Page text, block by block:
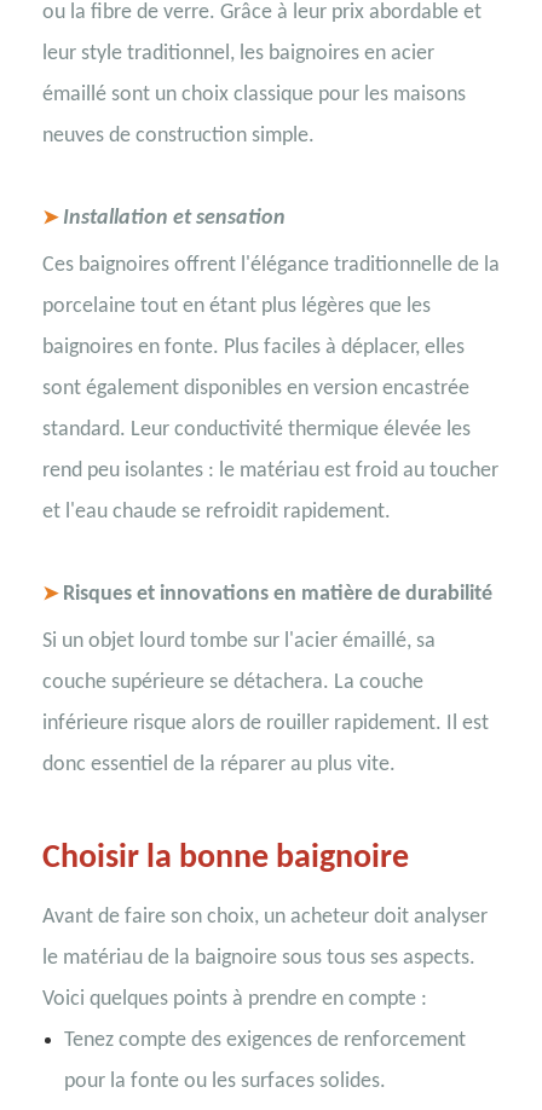
ou la fibre de verre. Grâce à leur prix abordable et
leur style traditionnel, les baignoires en acier
émaillé sont un choix classique pour les maisons
neuves de construction simple.
➤ Installation et sensation
Ces baignoires offrent l'élégance traditionnelle de la
porcelaine tout en étant plus légères que les
baignoires en fonte. Plus faciles à déplacer, elles
sont également disponibles en version encastrée
standard. Leur conductivité thermique élevée les
rend peu isolantes : le matériau est froid au toucher
et l'eau chaude se refroidit rapidement.
➤ Risques et innovations en matière de durabilité
Si un objet lourd tombe sur l'acier émaillé, sa
couche supérieure se détachera. La couche
inférieure risque alors de rouiller rapidement. Il est
donc essentiel de la réparer au plus vite.
Choisir la bonne baignoire
Avant de faire son choix, un acheteur doit analyser
le matériau de la baignoire sous tous ses aspects.
Voici quelques points à prendre en compte :
Tenez compte des exigences de renforcement
pour la fonte ou les surfaces solides.